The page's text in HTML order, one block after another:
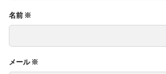
名前 ※
メール※